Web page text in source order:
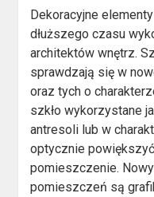
Dekoracyjne
dłuższego czasu
architektów wnętrz.
sprawdzają się w
oraz tych o
szkło wykorzystane
antresoli lub w
optycznie
pomieszczenie.
pomieszczeń są